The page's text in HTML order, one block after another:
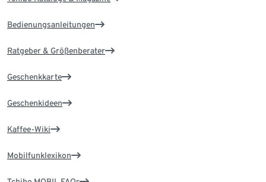
Bedienungsanleitungen
Ratgeber & Größenberater
Geschenkkarte
Geschenkideen
Kaffee-Wiki
Mobilfunklexikon